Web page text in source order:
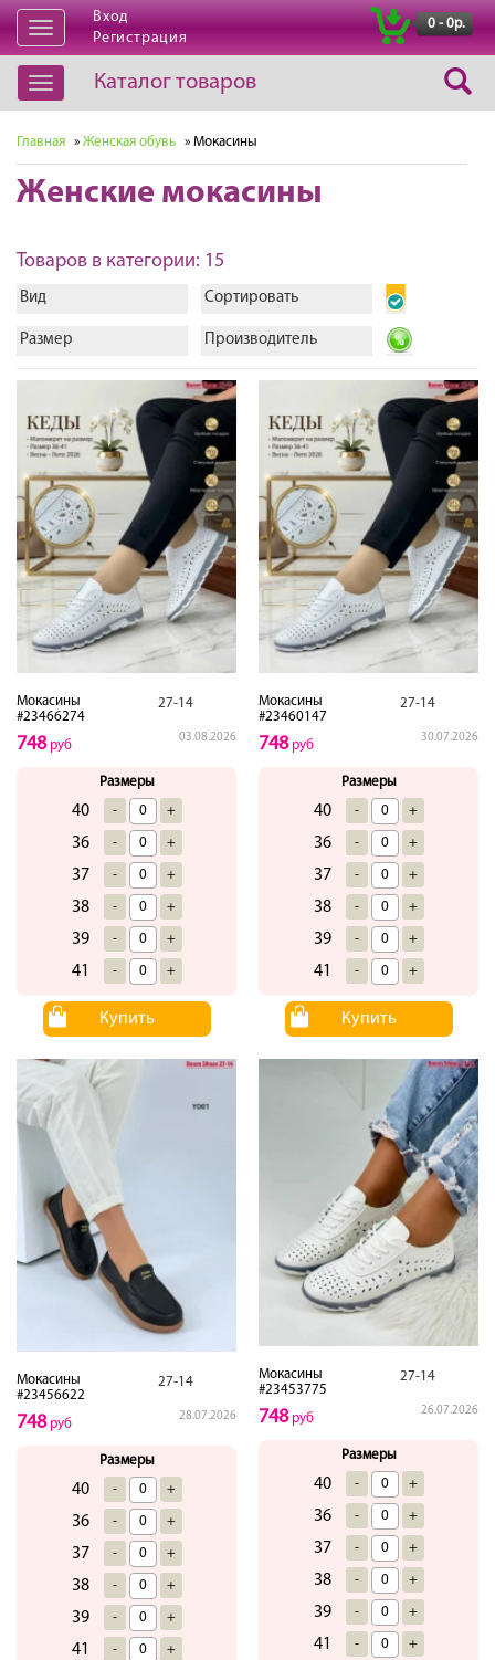
Открыть
навигацию
Вход
Регистрация
0 - 0р.
Открыть
навигацию
Каталог товаров
Главная » Женская обувь » Мокасины
Женские мокасины
Товаров в категории: 15
Вид Сортировать
Размер Производитель
Мокасины
#23466274
27-14
03.08.2026
748руб
Размеры
40 - +
36 - +
37 - +
38 - +
39 - +
41 - +
Купить
Мокасины
#23460147
27-14
30.07.2026
748руб
Размеры
40 - +
36 - +
37 - +
38 - +
39 - +
41 - +
Купить
Мокасины
#23456622
27-14
28.07.2026
748руб
Размеры
40 - +
36 - +
37 - +
38 - +
39 - +
41 - +
Мокасины
#23453775
27-14
26.07.2026
748руб
Размеры
40 - +
36 - +
37 - +
38 - +
39 - +
41 - +